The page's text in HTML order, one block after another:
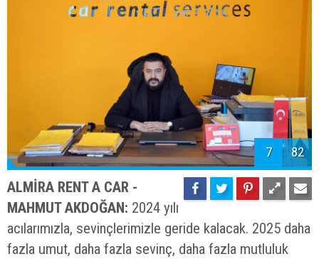
7 82
ALMİRA RENT A CAR -
MAHMUT AKDOĞAN: 2024 yılı
acılarımızla, sevinçlerimizle geride kalacak. 2025 daha
fazla umut, daha fazla sevinç, daha fazla mutluluk